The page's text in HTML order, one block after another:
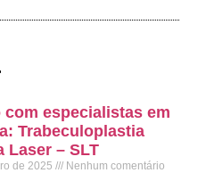
com especialistas em
Trabeculoplastia
Laser – SLT
de 2025 Nenhum comentário